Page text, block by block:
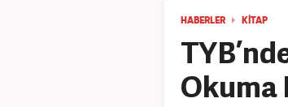
HABERLER KİTAP